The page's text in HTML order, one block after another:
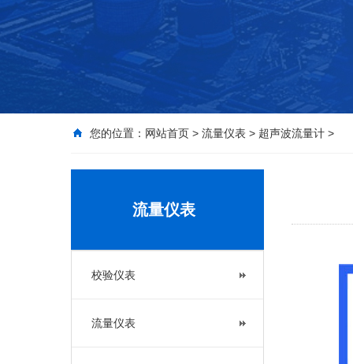
您的位置： 网站首页 > 流量仪表 > 超声波流量计 >
流量仪表
校验仪表
流量仪表